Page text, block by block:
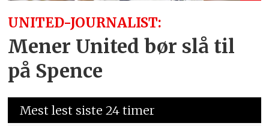
UNITED-JOURNALIST:
Mener United bør slå til
på Spence
Mest lest siste 24 timer